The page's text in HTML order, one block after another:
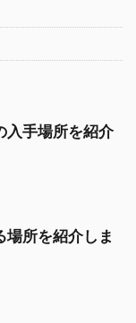
入手場所を紹介
所を紹介しま